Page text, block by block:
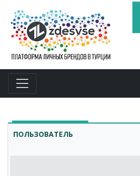
ПОЛЬЗОВАТЕЛЬ